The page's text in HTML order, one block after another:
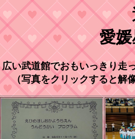
愛
広い武道館でおもいっきり走
（写真をクリックすると解